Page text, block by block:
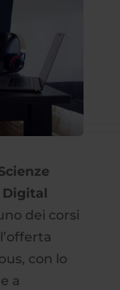
dei corsi
con lo
a